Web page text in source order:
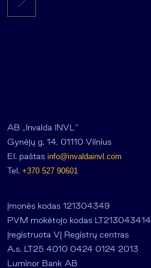
AB „Invalda INVL“
Gynėjų g. 14, 01110 Vilnius
El. paštas info@invaldainvl.com
Tel. +370 527 90601
Įmonės kodas 121304349
PVM mokėtojo kodas LT213043414
Įregistruota VĮ Registrų centras
A.s. LT25 4010 0424 0124 2013
Luminor Bank AB